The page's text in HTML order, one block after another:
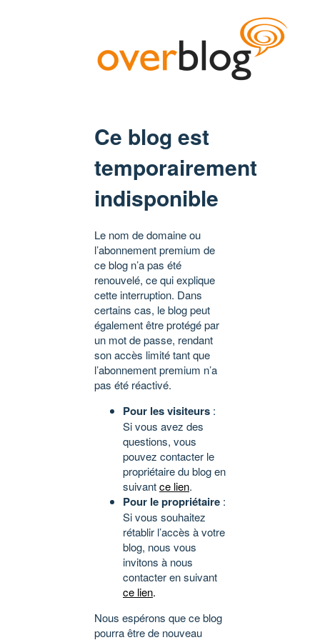
Ce blog est
temporairement
indisponible
Le nom de domaine ou
l’abonnement premium de
ce blog n’a pas été
renouvelé, ce qui explique
cette interruption. Dans
certains cas, le blog peut
également être protégé par
un mot de passe, rendant
son accès limité tant que
l’abonnement premium n’a
pas été réactivé.
Pour les visiteurs :
Si vous avez des
questions, vous
pouvez contacter le
propriétaire du blog en
suivantce lien.
Pour le propriétaire :
Si vous souhaitez
rétablir l’accès à votre
blog, nous vous
invitons à nous
contacter en suivant
ce lien.
Nous espérons que ce blog
pourra être de nouveau